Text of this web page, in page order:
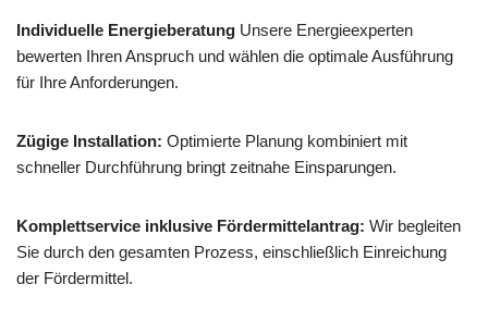
Individuelle Energieberatung Unsere Energieexperten
bewerten Ihren Anspruch und wählen die optimale Ausführung
für Ihre Anforderungen.
Zügige Installation: Optimierte Planung kombiniert mit
schneller Durchführung bringt zeitnahe Einsparungen.
Komplettservice inklusive Fördermittelantrag: Wir begleiten
Sie durch den gesamten Prozess, einschließlich Einreichung
der Fördermittel.